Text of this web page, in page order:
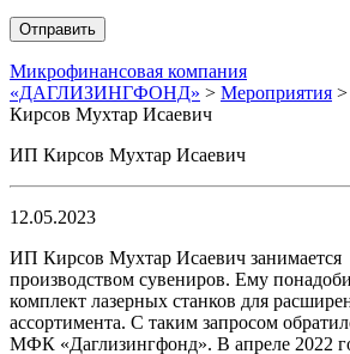
Микрофинансовая компания
«ДАГЛИЗИНГФОНД» > Мероприятия >
Кирсов Мухтар Исаевич
ИП Кирсов Мухтар Исаевич
12.05.2023
ИП Кирсов Мухтар Исаевич занимается
производством сувениров. Ему
комплект лазерных станков для
ассортимента. С таким запросом
МФК «Даглизингфонд». В апреле 2022